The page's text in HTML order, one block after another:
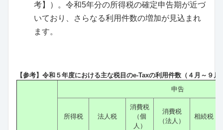
考】）。令和5年分の所得税の確定申告期が近づ
いており、さらなる利用件数の増加が見込まれ
ます。
【参考】令和５年度における主な税目のe-Taxの利用件数（４月～９月
申告
所得税 法人税
消費税
（個
人）
消費税
（法人）
相続税